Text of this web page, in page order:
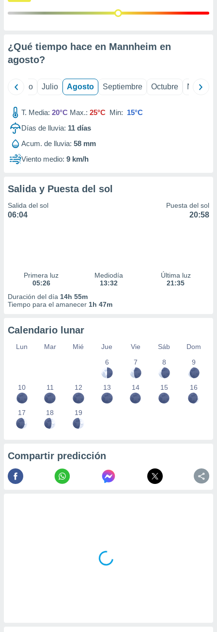
e
mediante
de
¿Qué tiempo hace en Mannheim en
agosto?
Junio Julio Agosto Septiembre Octubre
T. Media: 20°C Max.: 25°C Min: 15°C
Días de lluvia: 11 días
Acum. de lluvia: 58 mm
Viento medio: 9 km/h
Salida y Puesta del sol
Salida del sol
06:04
Puesta del sol
20:58
Primera luz
05:26
Mediodía
13:32
Última luz
21:35
Duración del día 14h 55m
Tiempo para el amanecer 1h 47m
Calendario lunar
Lun Mar Mié Jue Vie Sáb
Dom
6
7 8 9
10 11 12 13 14 15 16
17 18 19
Compartir predicción